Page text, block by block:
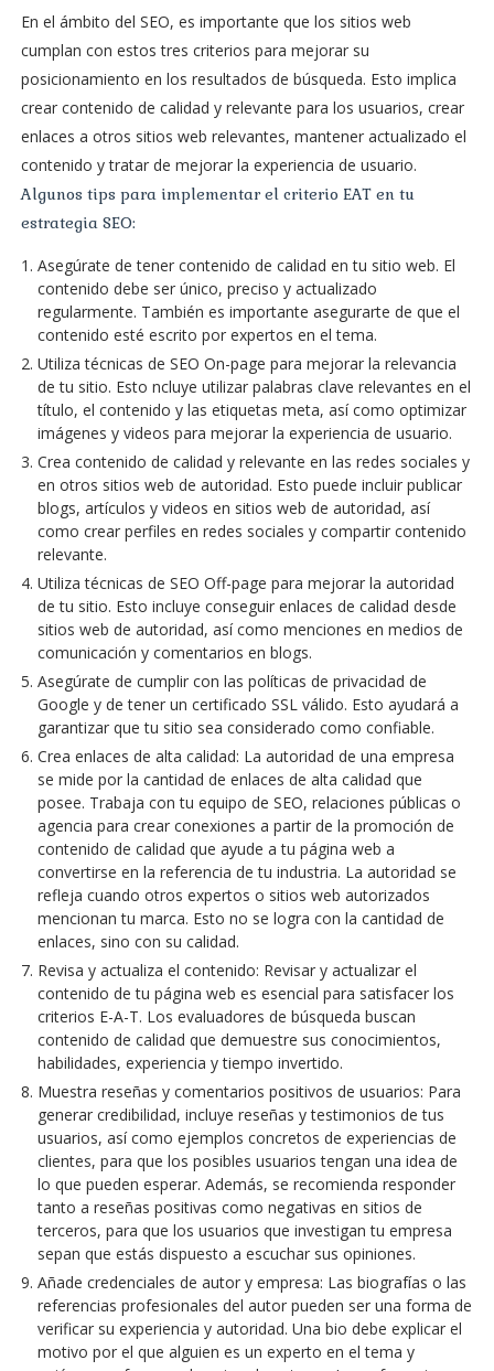
En el ámbito del SEO, es importante que los sitios web
cumplan con estos tres criterios para mejorar su
posicionamiento en los resultados de búsqueda. Esto implica
crear contenido de calidad y relevante para los usuarios, crear
enlaces a otros sitios web relevantes, mantener actualizado el
contenido y tratar de mejorar la experiencia de usuario.
Algunos tips para implementar el criterio EAT en tu
estrategia SEO:
Asegúrate de tener contenido de calidad en tu sitio web. El
contenido debe ser único, preciso y actualizado
regularmente. También es importante asegurarte de que el
contenido esté escrito por expertos en el tema.
Utiliza técnicas de SEO On-page para mejorar la relevancia
de tu sitio. Esto ncluye utilizar palabras clave relevantes en el
título, el contenido y las etiquetas meta, así como optimizar
imágenes y videos para mejorar la experiencia de usuario.
Crea contenido de calidad y relevante en las redes sociales y
en otros sitios web de autoridad. Esto puede incluir publicar
blogs, artículos y videos en sitios web de autoridad, así
como crear perfiles en redes sociales y compartir contenido
relevante.
Utiliza técnicas de SEO Off-page para mejorar la autoridad
de tu sitio. Esto incluye conseguir enlaces de calidad desde
sitios web de autoridad, así como menciones en medios de
comunicación y comentarios en blogs.
Asegúrate de cumplir con las políticas de privacidad de
Google y de tener un certificado SSL válido. Esto ayudará a
garantizar que tu sitio sea considerado como confiable.
Crea enlaces de alta calidad: La autoridad de una empresa
se mide por la cantidad de enlaces de alta calidad que
posee. Trabaja con tu equipo de SEO, relaciones públicas o
agencia para crear conexiones a partir de la promoción de
contenido de calidad que ayude a tu página web a
convertirse en la referencia de tu industria. La autoridad se
refleja cuando otros expertos o sitios web autorizados
mencionan tu marca. Esto no se logra con la cantidad de
enlaces, sino con su calidad.
Revisa y actualiza el contenido: Revisar y actualizar el
contenido de tu página web es esencial para satisfacer los
criterios E-A-T. Los evaluadores de búsqueda buscan
contenido de calidad que demuestre sus conocimientos,
habilidades, experiencia y tiempo invertido.
Muestra reseñas y comentarios positivos de usuarios: Para
generar credibilidad, incluye reseñas y testimonios de tus
usuarios, así como ejemplos concretos de experiencias de
clientes, para que los posibles usuarios tengan una idea de
lo que pueden esperar. Además, se recomienda responder
tanto a reseñas positivas como negativas en sitios de
terceros, para que los usuarios que investigan tu empresa
sepan que estás dispuesto a escuchar sus opiniones.
Añade credenciales de autor y empresa: Las biografías o las
referencias profesionales del autor pueden ser una forma de
verificar su experiencia y autoridad. Una bio debe explicar el
motivo por el que alguien es un experto en el tema y